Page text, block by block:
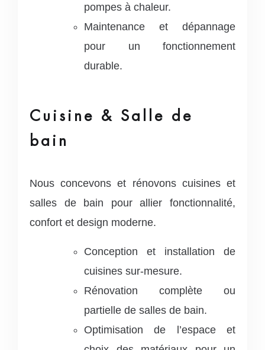
pompes à chaleur.
Maintenance et dépannage
pour un fonctionnement
durable.
Cuisine & Salle de
bain
Nous concevons et rénovons cuisines et
salles de bain pour allier fonctionnalité,
confort et design moderne.
Conception et installation de
cuisines sur-mesure.
Rénovation complète ou
partielle de salles de bain.
Optimisation de l’espace et